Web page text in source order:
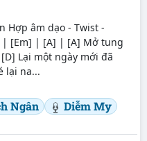
Hợp âm dạo - Twist -
[Em] | [A] | [A] Mở tung
Lại một ngày mới đã
lại na...
Ngân Diễm My